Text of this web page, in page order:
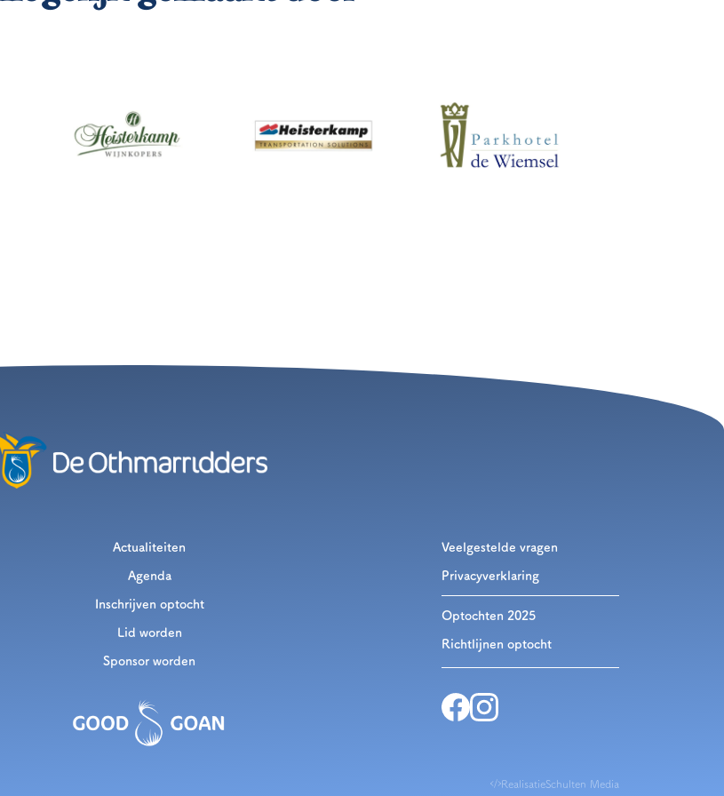
Actualiteiten
Agenda
Inschrijven optocht
Lid worden
Sponsor worden
Veelgestelde vragen
Privacyverklaring
Optochten 2025
Richtlijnen optocht
RealisatieSchulten Media